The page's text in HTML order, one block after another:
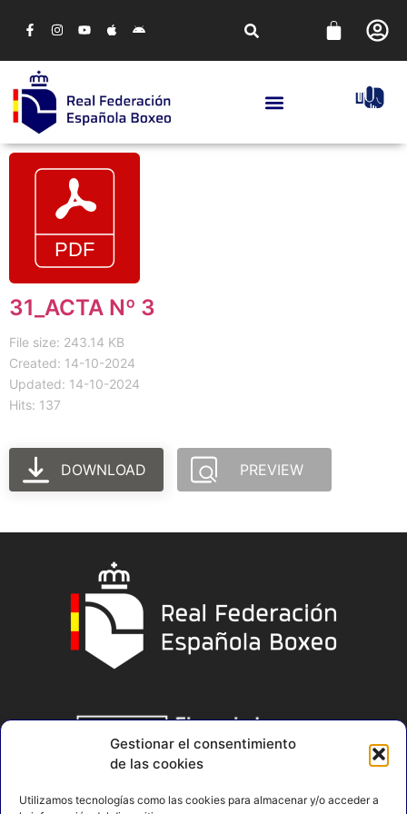
Gestionar el consentimiento
de las cookies
Utilizamos tecnologías como las cookies para almacenar y/o acceder a
31_ACTA Nº 3
File size: 243.14 KB
Created: 14-10-2024
Updated: 14-10-2024
Hits: 137
DOWNLOAD PREVIEW